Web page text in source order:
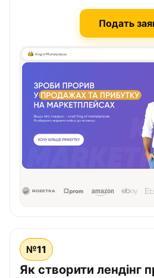
Подать
№11
Як створити лендінг